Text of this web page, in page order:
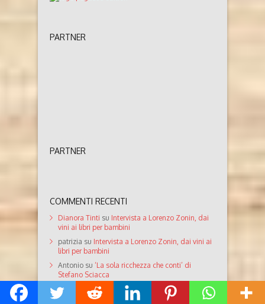
PARTNER
PARTNER
COMMENTI RECENTI
Dianora Tinti su Intervista a Lorenzo Zonin, dai
vini ai libri per bambini
patrizia su Intervista a Lorenzo Zonin, dai vini ai
libri per bambini
Antonio su ‘La sola ricchezza che conti’ di
Stefano Sciacca
Dianora Tintisu
Pittura: Egidio Giubergia e i
‘Nativi Americani’